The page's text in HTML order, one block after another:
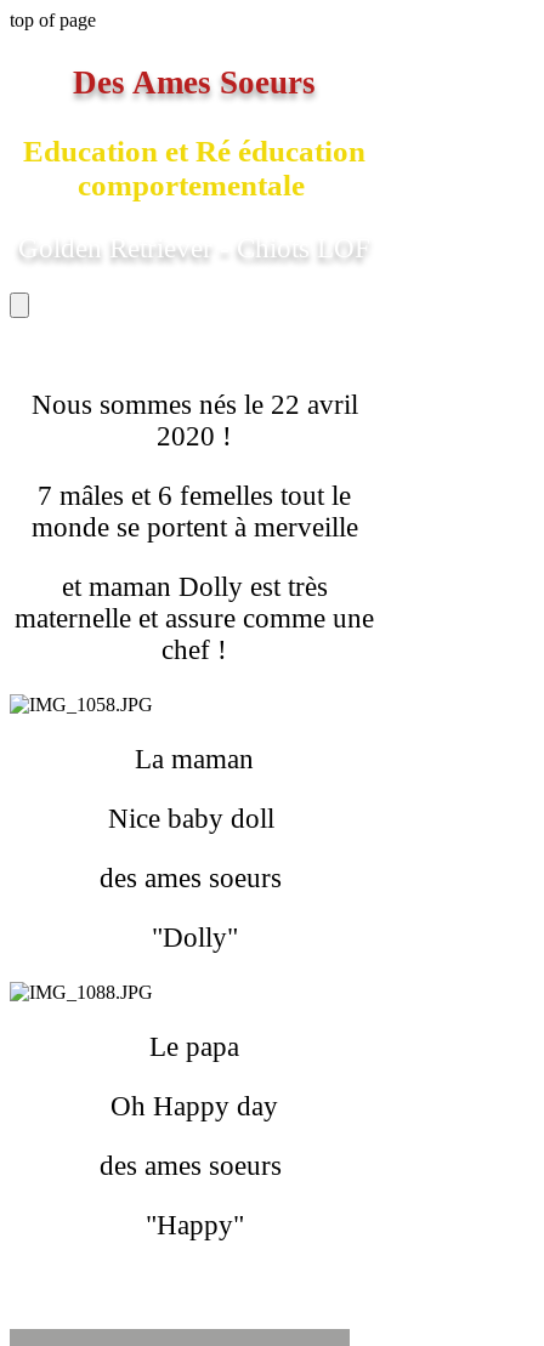
top of page
Des Ames Soeurs
Education et Ré éducation
comportementale
Golden Retriever - Chiots LOF
Nous sommes nés le 22 avril
2020 !
7 mâles et 6 femelles tout le
monde se portent à merveille
et maman Dolly est très
maternelle et assure comme une
chef !
La maman
Nice baby doll
des ames soeurs
"Dolly"
Le papa
Oh Happy day
des ames soeurs
"Happy"